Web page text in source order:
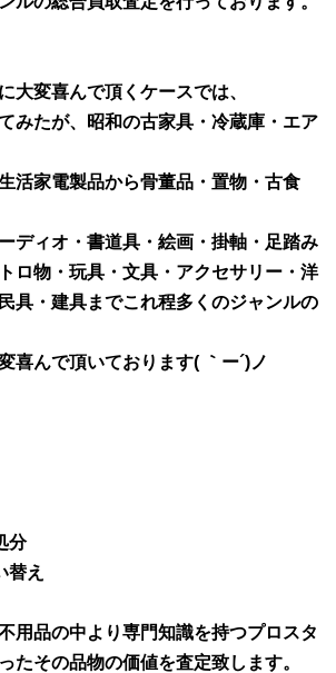
大変喜んで頂くケースでは、
みたが、昭和の古家具・冷蔵庫・エア
活家電製品から骨董品・ 置物・古食
ディオ・書道具・絵画・ 掛軸・足踏み
ロ物・玩具・文具・アクセサリー・洋
具・建具までこれ程多くのジャンルの
喜んで頂いております( ｀ー´)ノ
分
替え
用品の中より専門知識を持つプロスタ
たその品物の価値を査定致します。